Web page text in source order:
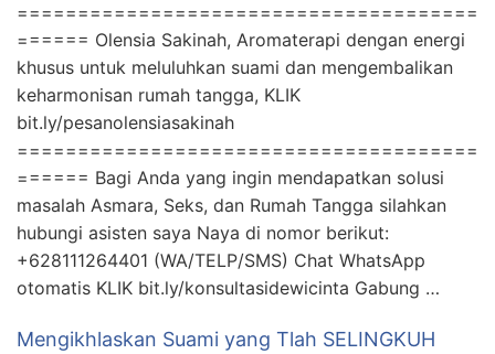
======================================
====== Olensia Sakinah, Aromaterapi dengan energi
khusus untuk meluluhkan suami dan mengembalikan
keharmonisan rumah tangga, KLIK
bit.ly/pesanolensiasakinah
======================================
====== Bagi Anda yang ingin mendapatkan solusi
masalah Asmara, Seks, dan Rumah Tangga silahkan
hubungi asisten saya Naya di nomor berikut:
+628111264401 (WA/TELP/SMS) Chat WhatsApp
otomatis KLIK bit.ly/konsultasidewicinta Gabung …
Mengikhlaskan Suami yang Tlah SELINGKUH